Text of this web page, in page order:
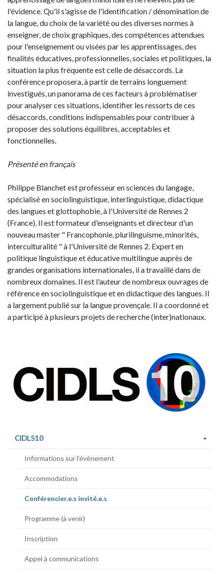
l'évidence. Qu'il s'agisse de l'identification / dénomination de
la langue, du choix de la variété ou des diverses normes à
enseigner, de choix graphiques, des compétences attendues
pour l'enseignement ou visées par les apprentissages, des
finalités éducatives, professionnelles, sociales et politiques, la
situation la plus fréquente est celle de désaccords. La
conférence proposera, à partir de terrains longuement
investigués, un panorama de ces facteurs à problématiser
pour analyser ces situations, identifier les ressorts de ces
désaccords, conditions indispensables pour contribuer à
proposer des solutions équilibres, acceptables et
fonctionnelles.
Présenté en français
Philippe Blanchet est professeur en sciences du langage,
spécialisé en sociolinguistique, interlinguistique, didactique
des langues et glottophobie, à l'Université de Rennes 2
(France). Il est formateur d'enseignants et directeur d'un
nouveau master " Francophonie, plurilinguisme, minorités,
interculturalité " à l'Université de Rennes 2. Expert en
politique linguistique et éducative multilingue auprès de
grandes organisations internationales, il a travaillé dans de
nombreux domaines. Il est l'auteur de nombreux ouvrages de
référence en sociolinguistique et en didactique des langues. Il
a largement publié sur la langue provençale. Il a coordonné et
a participé à plusieurs projets de recherche (inter)nationaux.
CIDLS10(current
Informations sur l’événement
Accommodations
Conférencier.e.s invité.e.s
Programme (à venir)
Inscription
Appel à communications